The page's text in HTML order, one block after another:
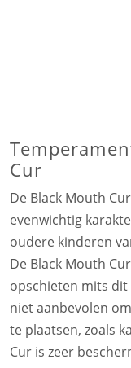
Cur
De Black Mouth
evenwichtig
oudere kinderen
De Black Mouth
opschieten mits
niet aanbevolen
te plaatsen, zoals
Cur is zeer